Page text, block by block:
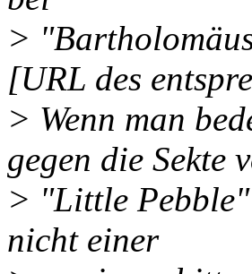
>
[URL des
> Wenn man
gegen die Sekte
> "Little
nicht einer